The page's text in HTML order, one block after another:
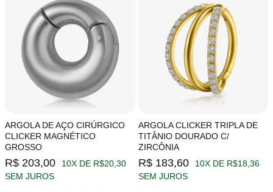
ARGOLA DE AÇO CIRÚRGICO
CLICKER MAGNÉTICO
GROSSO
R$ 203,00
10X DE R$20,30
SEM JUROS
ARGOLA CLICKER TRIPLA DE
TITÂNIO DOURADO C/
ZIRCÔNIA
R$ 183,60
10X DE R$18,36
SEM JUROS